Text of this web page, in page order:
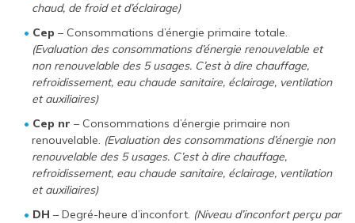
chaud, de froid et d’éclairage)
Cep – Consommations d’énergie primaire totale.
(Evaluation des consommations d’énergie renouvelable et
non renouvelable des 5 usages. C’est à dire chauffage,
refroidissement, eau chaude sanitaire, éclairage, ventilation
et auxiliaires)
Cep nr – Consommations d’énergie primaire non
renouvelable. (Evaluation des consommations d’énergie non
renouvelable des 5 usages. C’est à dire chauffage,
refroidissement, eau chaude sanitaire, éclairage, ventilation
et auxiliaires)
DH – Degré-heure d’inconfort. (Niveau d’inconfort perçu par